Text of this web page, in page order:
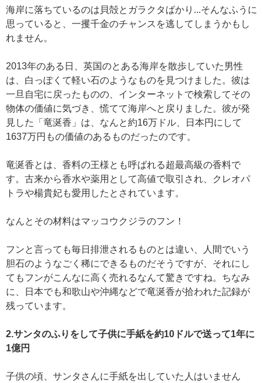
海岸に落ちているのは貝殻とガラクタばかり...そんなふうに
思っていると、一攫千金のチャンスを逃してしまうかもし
れません。
2013年のある日、英国のとある海岸を散歩していた男性
は、白っぽくて軽い石のようなものを見つけました。彼は
一旦自宅に戻ったものの、インターネットで検索してその
物体の価値に気づき、慌てて海岸へと戻りました。彼が発
見した「竜涎香」は、なんと約16万ドル、日本円にして
1637万円もの価値のあるものだったのです。
竜涎香とは、香料の王様とも呼ばれる超最高級の香料で
す。古来から香水や薬用として高値で取引され、クレオパ
トラや楊貴妃も愛用したとされています。
なんとその材料はマッコウクジラのフン！
フンと言っても毎日排泄されるものとは違い、人間でいう
胆石のようなごく稀にできるものだそうですが、それにし
てもフンがこんなに高く売れるなんて驚きですね。ちなみ
に、日本でも和歌山や沖縄などで竜涎香が拾われた記録が
残っています。
2.サンタのふりをして子供に手紙を約10ドルで送って1年に
1億円
子供の頃、サンタさんに手紙を出していた人はいません